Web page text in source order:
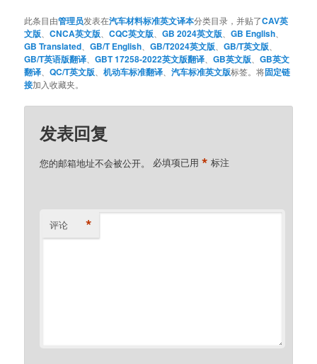
此条目由管理员发表在汽车材料标准英文译本分类目录，并贴了CAV英
文版 、CNCA英文版 、CQC英文版 、GB 2024英文版 、GB English
GB Translated 、GB/T English 、GB/T2024英文版 、GB/T英文版
GB/T英语版翻译 、GBT 17258-2022英文版翻译 、GB英文版 、GB英文
翻译 、QC/T英文版 、机动车标准翻译 、汽车标准英文版标签。将固定链
接加入收藏夹。
发表回复
您的邮箱地址不会被公开。 必填项已用* 标注
评论 *